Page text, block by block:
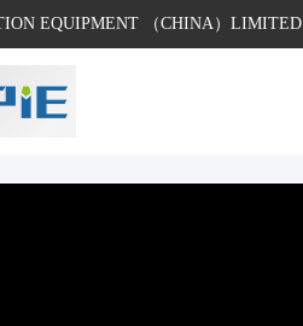
EQUIPMENT （CHINA）LIMITED